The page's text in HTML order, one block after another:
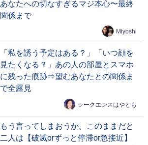
あなたへの切なすぎるマジ本心〜最終
関係まで
Miyoshi
「私を誘う予定はある？」「いつ顔を
見たくなる？」あの人の部屋とスマホ
に残った痕跡⇒望むあなたとの関係ま
で全露見
シークエンスはやとも
もう言ってしまおうか。このままだと
二人は【破滅orずっと停滞or急接近】